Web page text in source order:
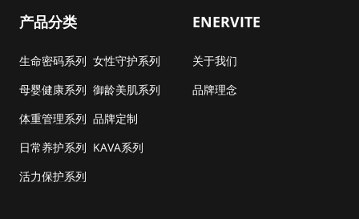
产品分类
生命密码系列
母婴健康系列
体重管理系列
日常养护系列
活力保护系列
女性守护系列
御龄美肌系列
品牌定制
KAVA系列
ENERVITE
关于我们
品牌理念